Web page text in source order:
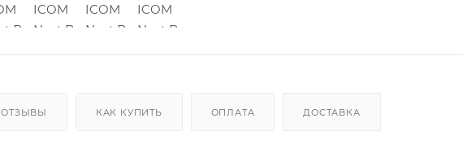
ОТЗЫВЫ КАК КУПИТЬ ОПЛАТА ДОСТАВКА